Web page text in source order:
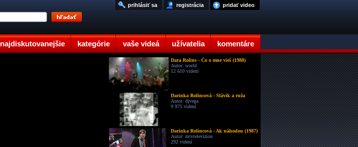
najdiskutovanejšie kategórie vaše videá užívatelia komentáre
pridať video
registrácia
prihlásiť sa
Dara Rolins - Čo o mne vieš (1988)
Autor: world
12 610 videní
Darinka Rolincová - Slávik a ruža
Autor: djvega
9 975 videní
Darinka Rolincová - Ak náhodou (1987)
Autor: mtvtelevizion
292 videní